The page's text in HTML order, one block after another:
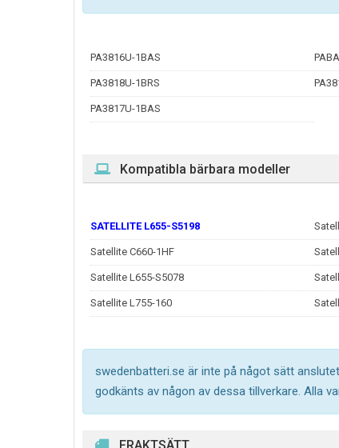
PA3816U-1BAS
PA3818U-1BRS
PA3817U-1BAS
Kompatibla bärbara modeller
SATELLITE L655-S5198
Satellite C660-1HF
Satellite L655-S5078
Satellite L755-160
swedenbatteri.se är inte på något sätt
godkänts av någon av dessa tillverkare. Alla